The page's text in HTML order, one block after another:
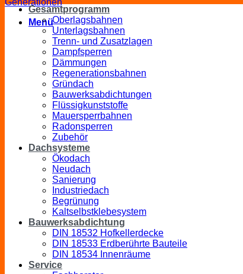
Menü
Gesamtprogramm
Oberlagsbahnen
Unterlagsbahnen
Trenn- und Zusatzlagen
Dampfsperren
Dämmungen
Regenerationsbahnen
Gründach
Bauwerksabdichtungen
Flüssigkunststoffe
Mauersperrbahnen
Radonsperren
Zubehör
Dachsysteme
Ökodach
Neudach
Sanierung
Industriedach
Begrünung
Kaltselbstklebesystem
Bauwerksabdichtung
DIN 18532 Hofkellerdecke
DIN 18533 Erdberührte Bauteile
DIN 18534 Innenräume
Service